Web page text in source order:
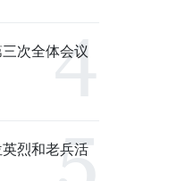
次全体会议
烈和老兵活